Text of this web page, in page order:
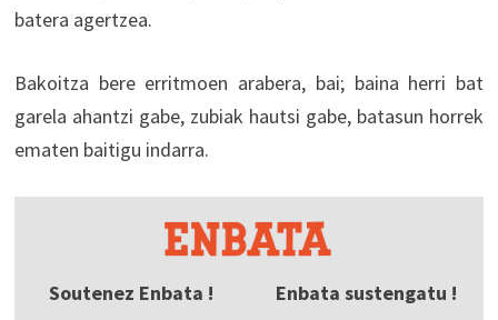
batera agertzea.
Bakoitza bere erritmoen arabera, bai; baina herri bat
garela ahantzi gabe, zubiak hautsi gabe, batasun horrek
ematen baitigu indarra.
Soutenez Enbata ! Enbata sustengatu !